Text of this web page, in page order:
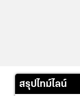
สรุปไทม์ไลน์